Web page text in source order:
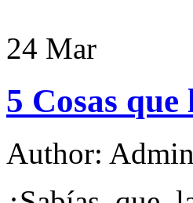
24 Mar
5 Cosas
Author: